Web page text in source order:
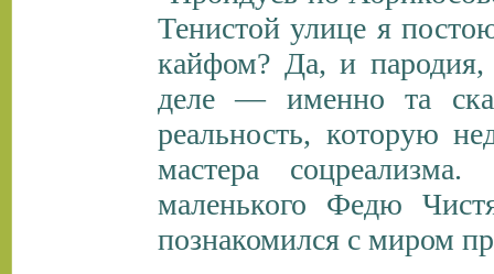
Тенистой улице я
кайфом? Да, и
деле — именно та
реальность, которую
мастера соцреализма.
маленького Федю
познакомился с миром